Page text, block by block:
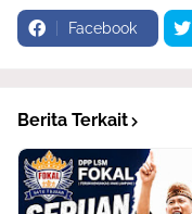
Facebook
Berita Terkait